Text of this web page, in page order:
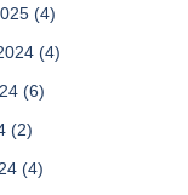
(4)
(4)
(6)
(2)
(4)